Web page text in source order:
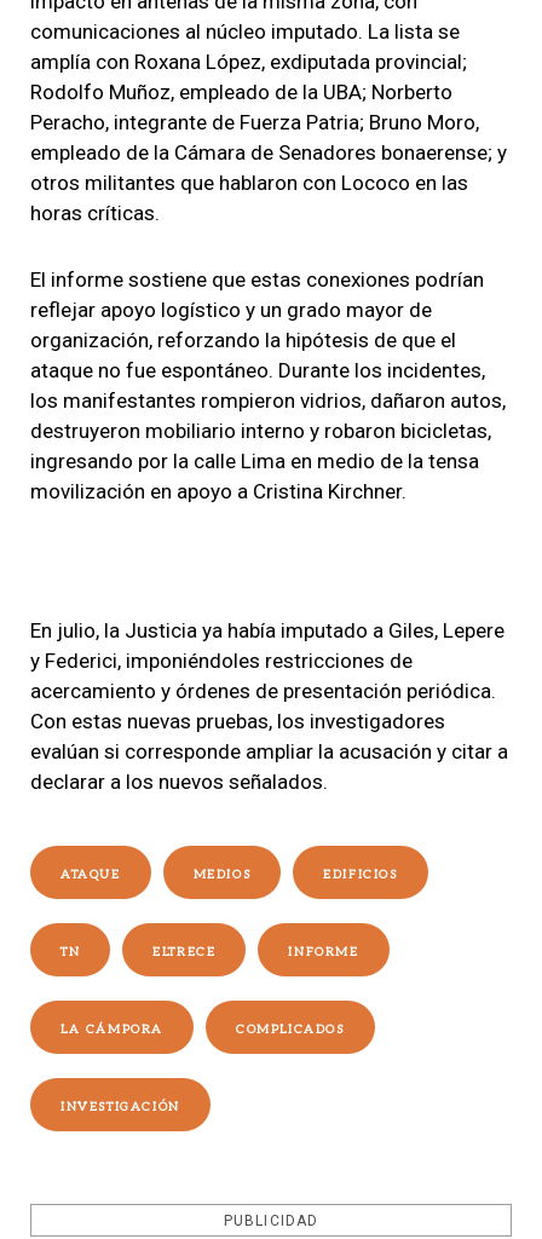
comunicaciones al núcleo imputado. La lista se
amplía con Roxana López, exdiputada provincial;
Rodolfo Muñoz, empleado de la UBA; Norberto
Peracho, integrante de Fuerza Patria; Bruno Moro,
empleado de la Cámara de Senadores bonaerense; y
otros militantes que hablaron con Lococo en las
horas críticas.
El informe sostiene que estas conexiones podrían
reflejar apoyo logístico y un grado mayor de
organización, reforzando la hipótesis de que el
ataque no fue espontáneo. Durante los incidentes,
los manifestantes rompieron vidrios, dañaron autos,
destruyeron mobiliario interno y robaron bicicletas,
ingresando por la calle Lima en medio de la tensa
movilización en apoyo a Cristina Kirchner.
En julio, la Justicia ya había imputado a Giles, Lepere
y Federici, imponiéndoles restricciones de
acercamiento y órdenes de presentación periódica.
Con estas nuevas pruebas, los investigadores
evalúan si corresponde ampliar la acusación y citar a
declarar a los nuevos señalados.
ATAQUE MEDIOS EDIFICIOS
TN ELTRECE INFORME
LA CÁMPORA COMPLICADOS
INVESTIGACIÓN
PUBLICIDAD